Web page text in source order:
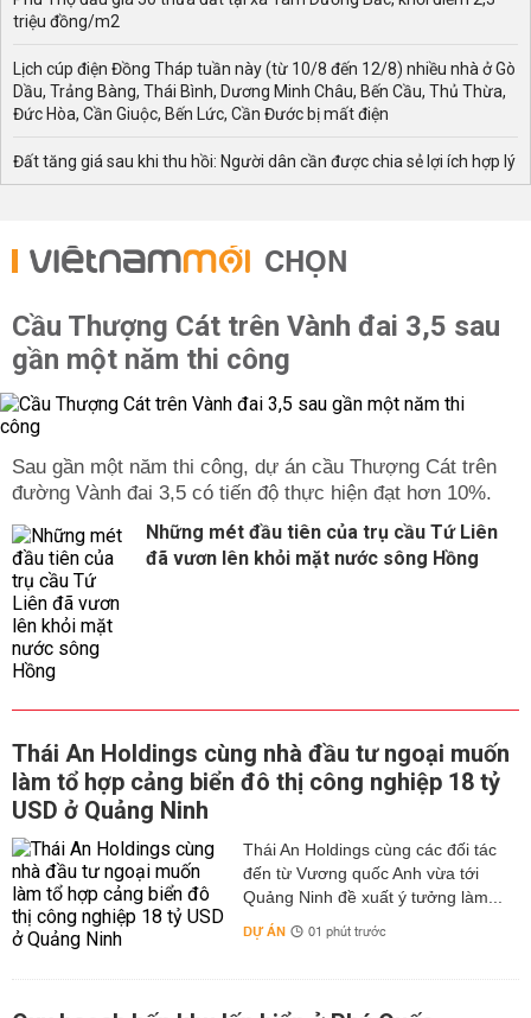
triệu đồng/m2
Lịch cúp điện Đồng Tháp tuần này (từ 10/8 đến 12/8) nhiều nhà ở Gò
Dầu, Trảng Bàng, Thái Bình, Dương Minh Châu, Bến Cầu, Thủ Thừa,
Đức Hòa, Cần Giuộc, Bến Lức, Cần Đước bị mất điện
Đất tăng giá sau khi thu hồi: Người dân cần được chia sẻ lợi ích hợp lý
CHỌN
Cầu Thượng Cát trên Vành đai 3,5 sau
gần một năm thi công
Sau gần một năm thi công, dự án cầu Thượng Cát trên
đường Vành đai 3,5 có tiến độ thực hiện đạt hơn 10%.
Những mét đầu tiên của trụ cầu Tứ Liên
đã vươn lên khỏi mặt nước sông Hồng
Thái An Holdings cùng nhà đầu tư ngoại muốn
làm tổ hợp cảng biển đô thị công nghiệp 18 tỷ
USD ở Quảng Ninh
Thái An Holdings cùng các đối tác
đến từ Vương quốc Anh vừa tới
Quảng Ninh đề xuất ý tưởng làm...
DỰ ÁN 01 phút trước